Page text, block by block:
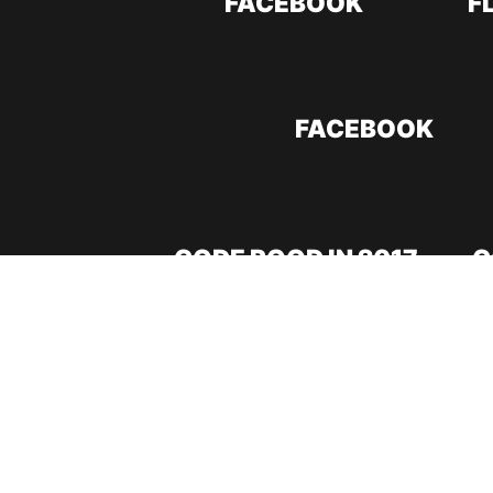
FACEBOOK
CODE ROOD IN 2017